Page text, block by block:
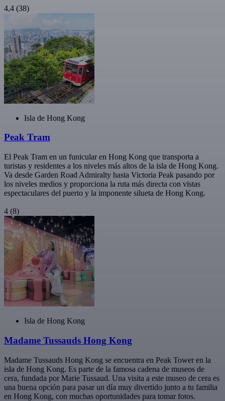
4,4 (38)
Isla de Hong Kong
Peak Tram
El Peak Tram en un funicular en Hong Kong que transporta a
turistas y residentes a los niveles más altos de la isla de Hong Kong.
Va desde Garden Road Admiralty hasta Victoria Peak pasando por
los niveles medios y proporciona la ruta más directa con vistas
espectaculares del puerto y la imponente silueta de Hong Kong.
4 (8)
Isla de Hong Kong
Madame Tussauds Hong Kong
Madame Tussauds Hong Kong se encuentra en Peak Tower en la
isla de Hong Kong. Es parte de la famosa cadena de museos de
cera, fundada por Marie Tussaud. Una visita a este museo de cera es
una buena opción para pasar un día muy divertido junto a tu familia
en Hong Kong, con muchas oportunidades para tomar fotos.